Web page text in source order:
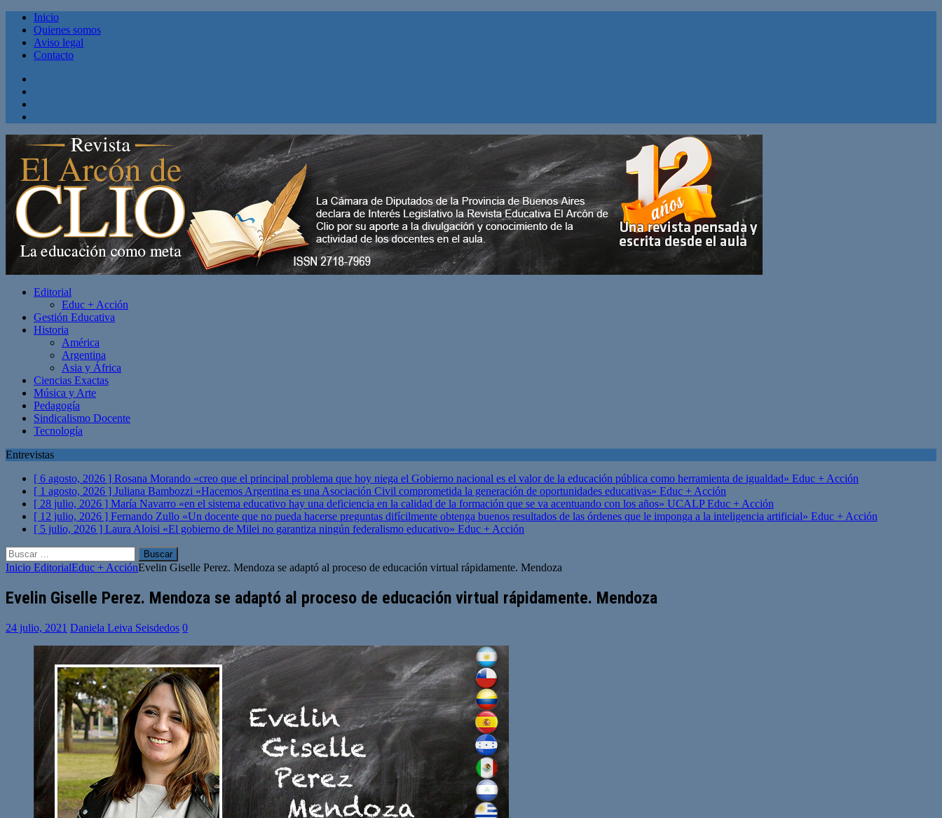
Inicio
Quienes somos
Aviso legal
Contacto
Editorial
Educ + Acción
Gestión Educativa
Historia
América
Argentina
Asia y África
Ciencias Exactas
Música y Arte
Pedagogía
Sindicalismo Docente
Tecnología
Entrevistas
[ 6 agosto, 2026 ] Rosana Morando «creo que el principal problema que hoy niega el Gobierno nacional es el valor de la educación pública como herramienta de igualdad» Educ + Acción
[ 1 agosto, 2026 ] Juliana Bambozzi «Hacemos Argentina es una Asociación Civil comprometida la generación de oportunidades educativas» Educ + Acción
[ 28 julio, 2026 ] María Navarro «en el sistema educativo hay una deficiencia en la calidad de la formación que se va acentuando con los años» UCALPEduc + Acción
[ 12 julio, 2026 ] Fernando Zullo «Un docente que no pueda hacerse preguntas difícilmente obtenga buenos resultados de las órdenes que le imponga a la inteligencia artificial» Educ + Acción
[ 5 julio, 2026 ] Laura Aloisi «El gobierno de Milei no garantiza ningún federalismo educativo» Educ + Acción
Buscar:
Inicio EditorialEduc + AcciónEvelin Giselle Perez. Mendoza se adaptó al proceso de educación virtual rápidamente. Mendoza
Evelin Giselle Perez. Mendoza se adaptó al proceso de educación virtual rápidamente. Mendoza
24 julio, 2021 Daniela Leiva Seisdedos 0